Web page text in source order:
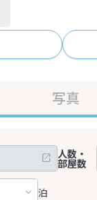
写真
泊
人数・
部屋数